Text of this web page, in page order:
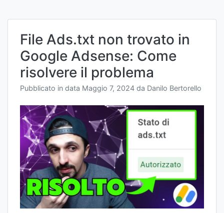
File Ads.txt non trovato in
Google Adsense: Come
risolvere il problema
Pubblicato in data Maggio 7, 2024 da Danilo Bertorello